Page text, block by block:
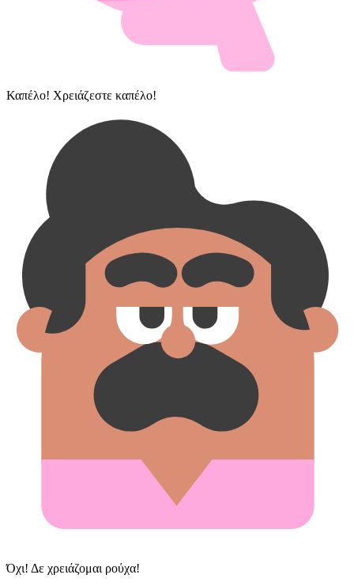
Καπέλο! Χρειάζεστε καπέλο!
Όχι! Δε χρειάζομαι ρούχα!